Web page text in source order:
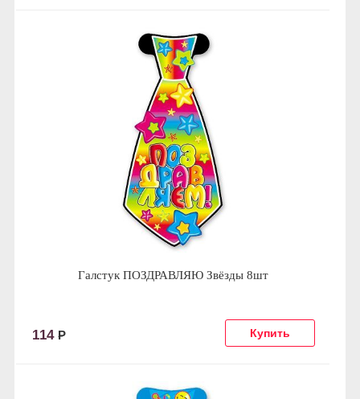
Галстук ПОЗДРАВЛЯЮ Звёзды 8шт
114 Р